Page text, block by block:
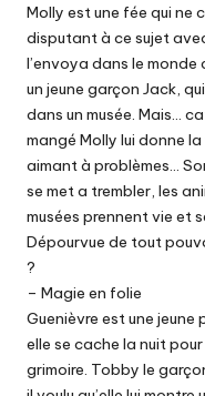
Molly est une fée qui ne
disputant à ce sujet
l’envoya dans le monde
un jeune garçon Jack,
dans un musée. Mais…
mangé Molly lui donne
aimant à problèmes…
se met a trembler, les
musées prennent vie et
Dépourvue de tout
?
– Magie en folie
Guenièvre est une
elle se cache la nuit
grimoire. Tobby le